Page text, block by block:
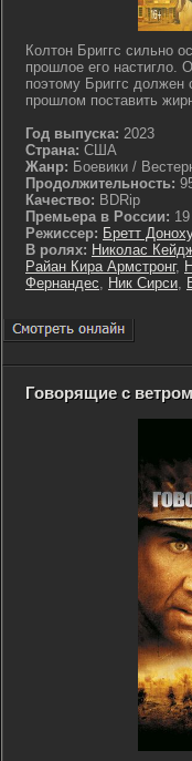
Колтон Бриггс сильно
прошлое его настигло.
поэтому Бриггс
прошлом поставить
Год выпуска: 2023
Страна: США
Жанр: Боевики /
Продолжительность:
Качество: BDRip
Премьера в России:
Режиссер: Бретт
В ролях: Николас
Райан Кира Армстронг,
Фернандес, Ник Сирси,
Говорящие с